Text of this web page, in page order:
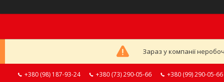
Зараз у компанії
+380 (98) 187-93-24 +380 (73) 290-05-66 +380 (99) 290-05-66